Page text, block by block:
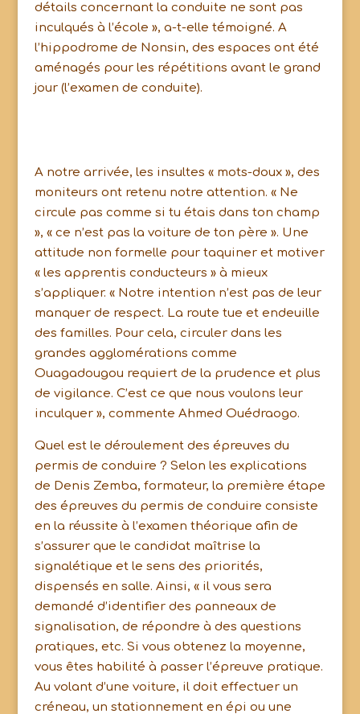
détails concernant la conduite ne sont pas
inculqués à l’école », a-t-elle témoigné. A
l’hippodrome de Nonsin, des espaces ont été
aménagés pour les répétitions avant le grand
jour (l’examen de conduite).
A notre arrivée, les insultes « mots-doux », des
moniteurs ont retenu notre attention. « Ne
circule pas comme si tu étais dans ton champ
», « ce n’est pas la voiture de ton père ». Une
attitude non formelle pour taquiner et motiver
« les apprentis conducteurs » à mieux
s’appliquer. « Notre intention n’est pas de leur
manquer de respect. La route tue et endeuille
des familles. Pour cela, circuler dans les
grandes agglomérations comme
Ouagadougou requiert de la prudence et plus
de vigilance. C’est ce que nous voulons leur
inculquer », commente Ahmed Ouédraogo.
Quel est le déroulement des épreuves du
permis de conduire ? Selon les explications
de Denis Zemba, formateur, la première étape
des épreuves du permis de conduire consiste
en la réussite à l’examen théorique afin de
s’assurer que le candidat maîtrise la
signalétique et le sens des priorités,
dispensés en salle. Ainsi, « il vous sera
demandé d’identifier des panneaux de
signalisation, de répondre à des questions
pratiques, etc. Si vous obtenez la moyenne,
vous êtes habilité à passer l’épreuve pratique.
Au volant d’une voiture, il doit effectuer un
créneau, un stationnement en épi ou une